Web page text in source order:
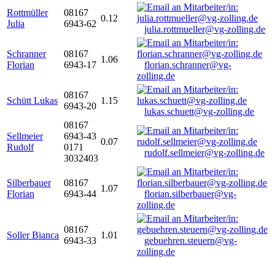
Rottmüller
Julia
08167
6943-62
0.12
julia.rottmueller@vg-zolling.de
Schranner
Florian
08167
6943-17
1.06
florian.schranner@vg-
zolling.de
Schütt Lukas
08167
6943-20
1.15
lukas.schuett@vg-zolling.de
Sellmeier
Rudolf
08167
6943-43
0171
3032403
0.07
rudolf.sellmeier@vg-zolling.de
Silberbauer
Florian
08167
6943-44
1.07
florian.silberbauer@vg-
zolling.de
Soller Bianca
08167
6943-33
1.01
gebuehren.steuern@vg-
zolling.de